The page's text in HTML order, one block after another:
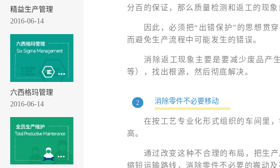
精益生产管理
2016-06-14
六西格玛管理
2016-06-14
分百的保证，那么质量检测和返工的现象
因此，必须把“出错保护”的思想贯
而避免生产流程中可能发生的错误。
消除返工现象主要是要减少废品产
等），找出根源，然后彻底解决。
2 消除零件不必要移动
在按工艺专业化形式组织的车间里
高。
通过改变这种不合理的布局，把生
缩短运输路线，消除零件不必要的搬动